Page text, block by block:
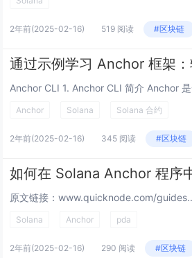
2年前(2025-02-16) 519 阅读 #区块链
Anchor Solana Solana 合约
2年前(2025-02-16) 345 阅读 #区块链
Solana Anchor pda
2年前(2025-02-16) 290 阅读 #区块链